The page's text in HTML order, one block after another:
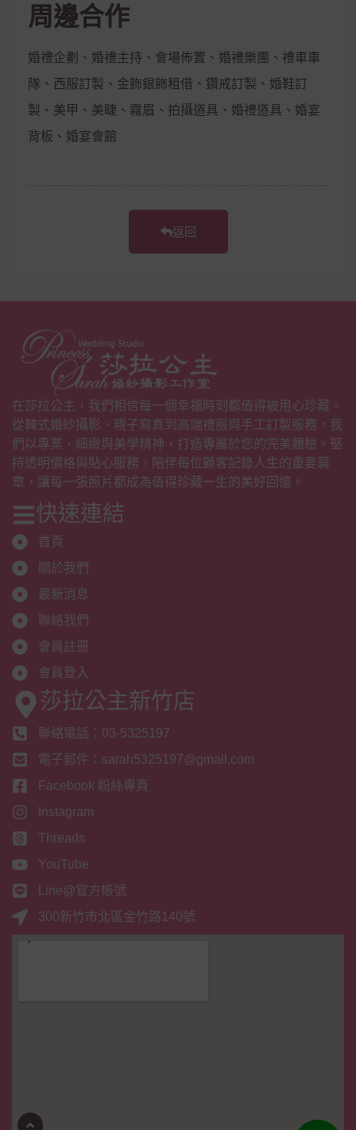
周邊合作
婚禮企劃、婚禮主持、會場佈置、婚禮樂團、禮車車
隊、西服訂製、金飾銀飾租借、鑽戒訂製、婚鞋訂
製、美甲、美睫、霧眉、拍攝道具、婚禮道具、婚宴
背板、婚宴會館
返回
在莎拉公主，我們相信每一個幸福時刻都值得被用心珍藏。
從韓式婚紗攝影、親子寫真到高端禮服與手工訂製服務，我
們以專業、細緻與美學精神，打造專屬於您的完美體驗。堅
持透明價格與貼心服務，陪伴每位顧客記錄人生的重要篇
章，讓每一張照片都成為值得珍藏一生的美好回憶。
快速連結
首頁
關於我們
最新消息
聯絡我們
會員註冊
會員登入
莎拉公主新竹店
聯絡電話：03-5325197
電子郵件：sarah5325197@gmail.com
Facebook 粉絲專頁
Instagram
Threads
YouTube
Line@官方帳號
300新竹市北區金竹路140號